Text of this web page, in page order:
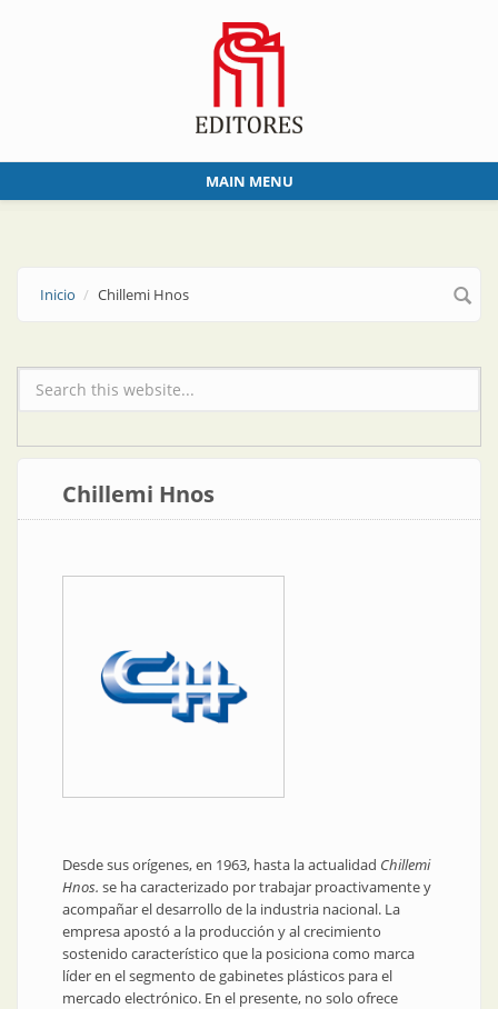
MAIN MENU
Inicio Chillemi Hnos
Formulario de búsqueda
Chillemi Hnos
Desde sus orígenes, en 1963, hasta la actualidad Chillemi
Hnos. se ha caracterizado por trabajar proactivamente y
acompañar el desarrollo de la industria nacional. La
empresa apostó a la producción y al crecimiento
sostenido característico que la posiciona como marca
líder en el segmento de gabinetes plásticos para el
mercado electrónico. En el presente, no solo ofrece